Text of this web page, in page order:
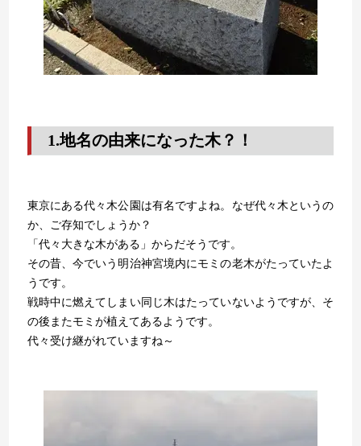
1.地名の由来になった木？！
東京にある代々木公園は有名ですよね。なぜ代々木というの
か、ご存知でしょうか？
「代々大きな木がある」からだそうです。
その昔、今でいう明治神宮境内にモミの老木がたっていたよ
うです。
戦時中に燃えてしまい同じ木はたっていないようですが、そ
の後またモミが植えてあるようです。
代々受け継がれていますね～